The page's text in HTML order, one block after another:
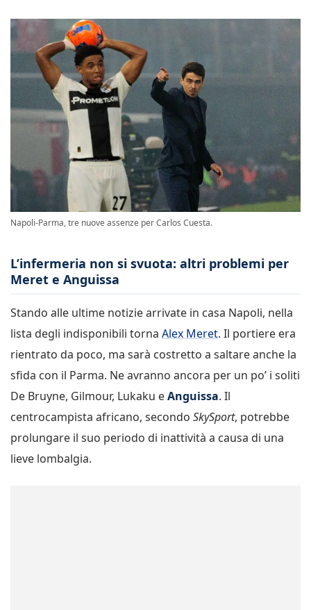
Napoli-Parma, tre nuove assenze per Carlos Cuesta.
L’infermeria non si svuota: altri problemi per
Meret e Anguissa
Stando alle ultime notizie arrivate in casa Napoli, nella
lista degli indisponibili torna Alex Meret. Il portiere era
rientrato da poco, ma sarà costretto a saltare anche la
sfida con il Parma. Ne avranno ancora per un po’ i soliti
De Bruyne, Gilmour, Lukaku eAnguissa. Il
centrocampista africano, secondo SkySport, potrebbe
prolungare il suo periodo di inattività a causa di una
lieve lombalgia.